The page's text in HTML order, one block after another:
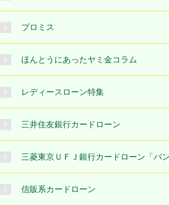
プロミス
ほんとうにあったヤミ金コラム
レディースローン特集
三井住友銀行カードローン
三菱東京ＵＦＪ銀行カードローン「バン
信販系カードローン